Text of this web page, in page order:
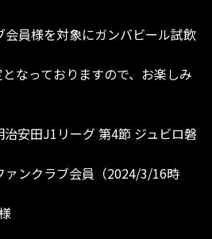
員様を対象にガンバビール試飲
なっておりますので、お楽しみ
安田J1リーグ 第4節 ジュビロ磐
ァンクラブ会員（2024/3/16時